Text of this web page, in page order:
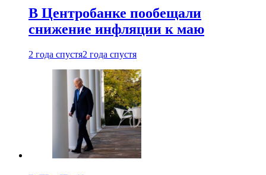
В Центробанке пообещали
снижение инфляции к маю
2 года спустя2 года спустя